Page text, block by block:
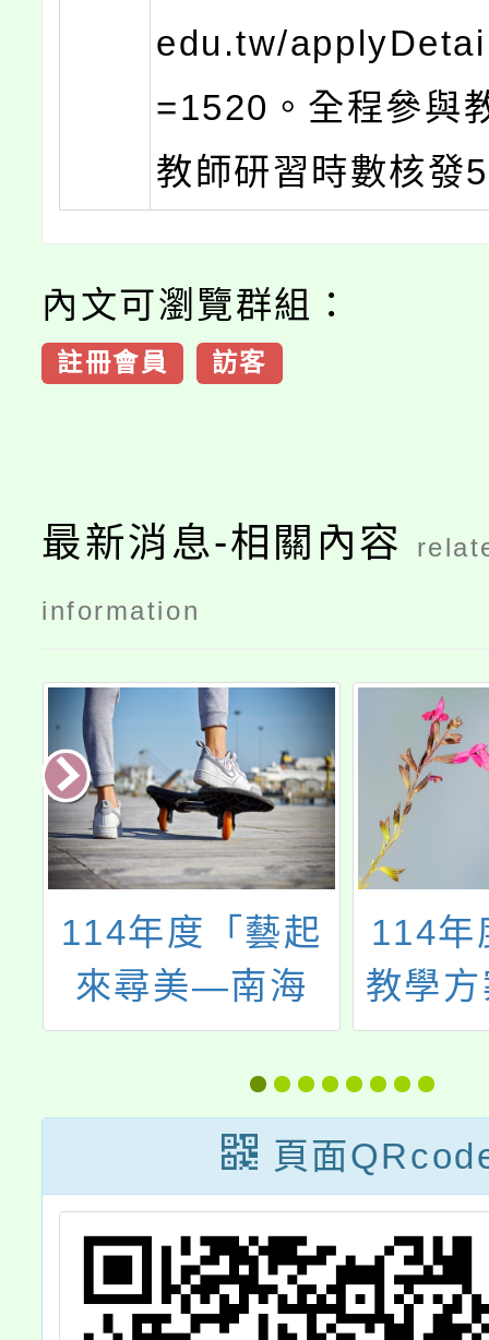
edu.tw/
=1520。全程參與
教師研習時數核發
內文可瀏覽群組：
註冊會員 訪客
最新消息-相關內容
information
114年度「藝起
來尋美―南海
『劇』場-傳統戲
曲藝起來」教師
增能研習
114年
教學
小教
頁面